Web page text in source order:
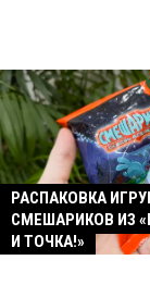
РАСПАКОВКА
СМЕШАРИКОВ ИЗ
И ТОЧКА!»